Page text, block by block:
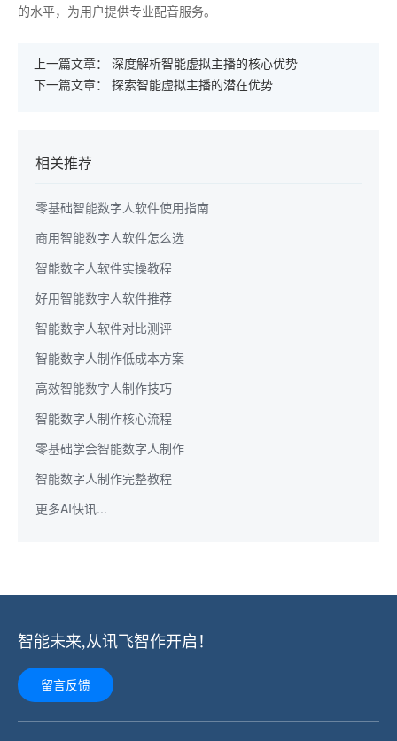
的水平，为用户提供专业配音服务。
上一篇文章： 深度解析智能虚拟主播的核心优势
下一篇文章： 探索智能虚拟主播的潜在优势
相关推荐
零基础智能数字人软件使用指南
商用智能数字人软件怎么选
智能数字人软件实操教程
好用智能数字人软件推荐
智能数字人软件对比测评
智能数字人制作低成本方案
高效智能数字人制作技巧
智能数字人制作核心流程
零基础学会智能数字人制作
智能数字人制作完整教程
更多AI快讯...
智能未来,从讯飞智作开启！
留言反馈